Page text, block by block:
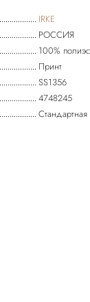
IRKE
РОССИЯ
100%
Принт
SS1356
4748245
Стандартная